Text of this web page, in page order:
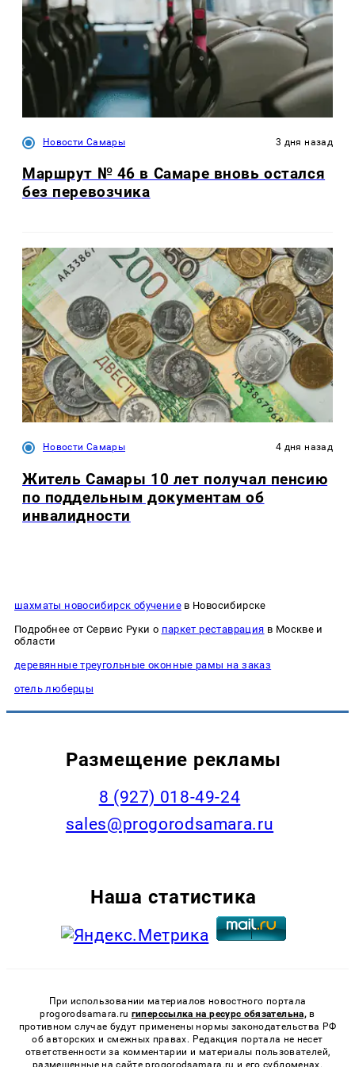
Новости Самары 3 дня назад
Маршрут № 46 в Самаре вновь остался
без перевозчика
Новости Самары 4 дня назад
Житель Самары 10 лет получал пенсию
по поддельным документам об
инвалидности
шахматы новосибирск обучениев Новосибирске
Подробнее от Сервис Руки о паркет реставрация в Москве и
области
деревянные треугольные оконные рамы на заказ
отель люберцы
Размещение рекламы
8 (927) 018-49-24
sales@progorodsamara.ru
Наша статистика
При использовании материалов новостного портала
progorodsamara.ru гиперссылка на ресурс обязательна, в
противном случае будут применены нормы законодательства РФ
об авторских и смежных правах. Редакция портала не несет
ответственности за комментарии и материалы пользователей,
размещенные на сайте progorodsamara.ru и его субдоменах.